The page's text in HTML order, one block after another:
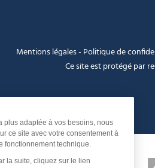
Mentions légales- Politique de
Ce site est protégé par